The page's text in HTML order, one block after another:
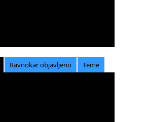
Ravnokar objavljeno Teme